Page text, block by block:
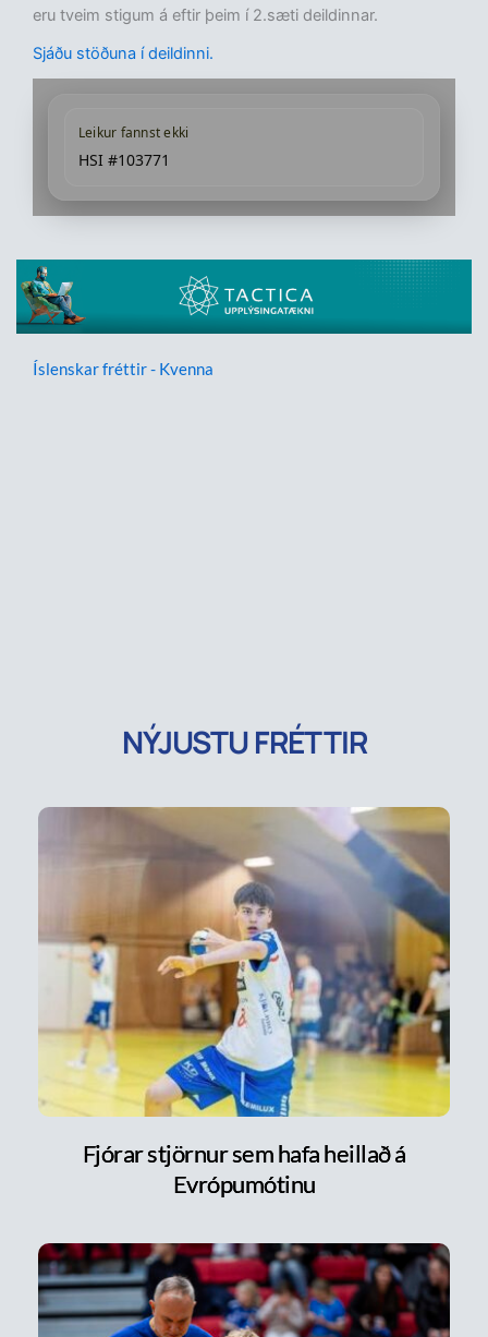
eru tveim stigum á eftir þeim í 2.sæti deildinnar.
Sjáðu stöðuna í deildinni.
Leikur fannst ekki
HSI #103771
Íslenskar fréttir - Kvenna
NÝJUSTU FRÉTTIR
Fjórar stjörnur sem hafa heillað á
Evrópumótinu